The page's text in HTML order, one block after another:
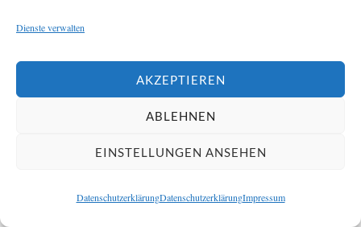
Dienste verwalten
AKZEPTIEREN
ABLEHNEN
EINSTELLUNGEN ANSEHEN
DatenschutzerklärungDatenschutzerklärungImpressum
Seitenschutz
Erst dadurch entsteht langfristig wirksamer Schutz.
häufig machen
Viele Sicherheitsprobleme entstehen nicht durch